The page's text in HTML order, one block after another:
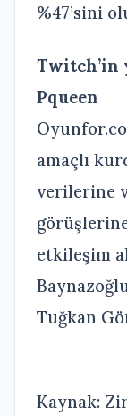
%47’sini
Twitch’in
Pqueen
amaçlı
verilerine
etkileşim
Tuğkan
Kaynak: